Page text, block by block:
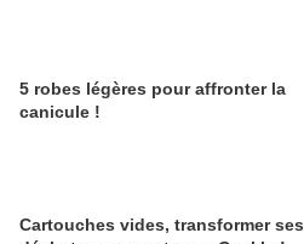
5 robes légères pour affronter la
canicule !
Cartouches vides, transformer ses